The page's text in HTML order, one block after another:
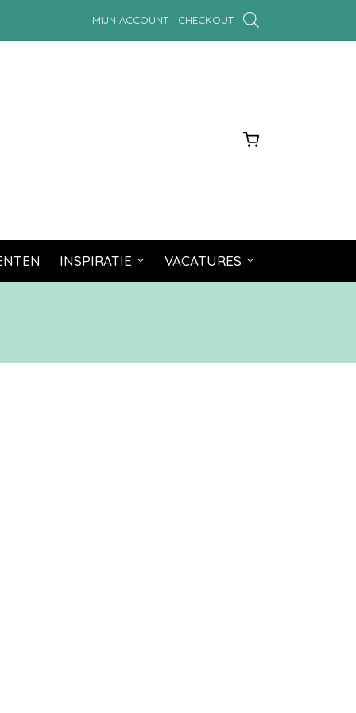
MIJN ACCOUNT CHECKOUT
INSPIRATIE VACATURES